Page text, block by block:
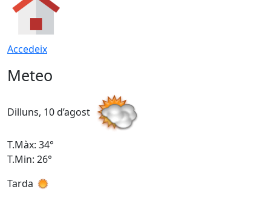
Accedeix
Meteo
Dilluns, 10 d’agost
T.Màx: 34°
T.Min: 26°
Tarda